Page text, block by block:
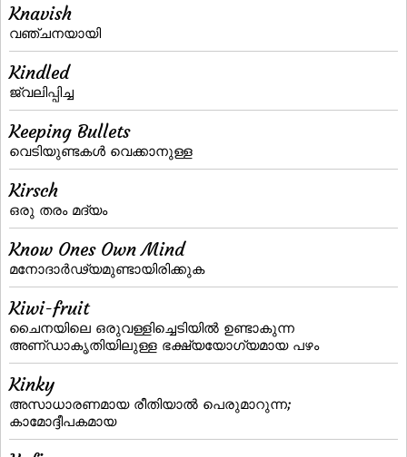
Knavish
വഞ്ചനയായി
Kindled
ജ്വലിപ്പിച്ച
Keeping Bullets
വെടിയുണ്ടകള്‍ വെക്കാനുള്ള
Kirsch
ഒരു തരം മദ്യം
Know Ones Own Mind
മനോദാര്‍ഢ്യമുണ്ടായിരിക്കുക
Kiwi-fruit
ചൈനയിലെ ഒരുവള്ളിച്ചെടിയില്‍ ഉണ്ടാകുന്ന
അണ്‌ഡാകൃതിയിലുള്ള ഭക്ഷ്യയോഗ്യമായ പഴം
Kinky
അസാധാരണമായ രീതിയാല്‍ പെരുമാറുന്ന;
കാമോദ്ദീപകമായ